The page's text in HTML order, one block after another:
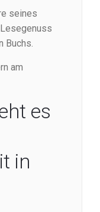
seines
Buchs.
am
es
in